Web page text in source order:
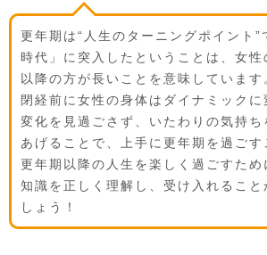
更年期は“人生のターニングポイント”
時代」に突入したということは、女性
以降の方が長いことを意味しています
閉経前に女性の身体はダイナミック
変化を見過ごさず、いたわりの気持
あげることで、上手に更年期を過ごす
更年期以降の人生を楽しく過ごすため
知識を正しく理解し、受け入れること
しょう！